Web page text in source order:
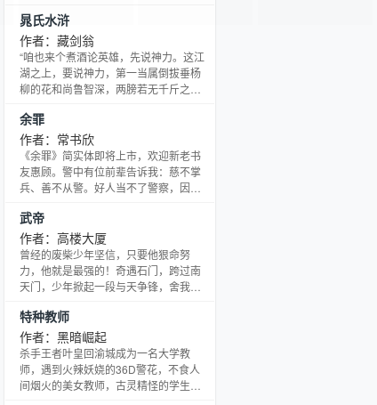
晁氏水浒
作者：藏剑翁
“咱也来个煮酒论英雄，先说神力。这江
湖之上，要说神力，第一当属倒拔垂杨
柳的花和尚鲁智深，两膀若无千斤之
闻了，岂不闻小霸王力扛东京数千斤闸
门，四路反王这才安然逃出东京，怎是
凡人可比。” 新书《义气水浒》
余罪
作者：常书欣
《余罪》简实体即将上市，欢迎新老书
友惠顾。警中有位前辈告诉我：慈不掌
兵、善不从警。好人当不了警察，因为
的懦弱。我很不幸，不是一个善良，也
不是一个懦弱的人，那些千奇百怪的犯
罪，形形色色的罪犯，成了我生活的一
部分。我不得不像他们一样思考，不得
不像他们一样行事，因为我无时无刻都
叫余罪，我是刑警，这是我的故事，一
个迷茫、困惑、冲动、激烈的
武帝
作者：高楼大厦
曾经的废柴少年坚信，只要他狠命努
力，他就是最强的！奇遇石门，跨过南
天门，少年掀起一段与天争锋，舍我其
特种教师
作者：黑暗崛起
杀手王者叶皇回渝城成为一名大学教
师，遇到火辣妖娆的36D警花，不食人
间烟火的美女教师，古灵精怪的学生美